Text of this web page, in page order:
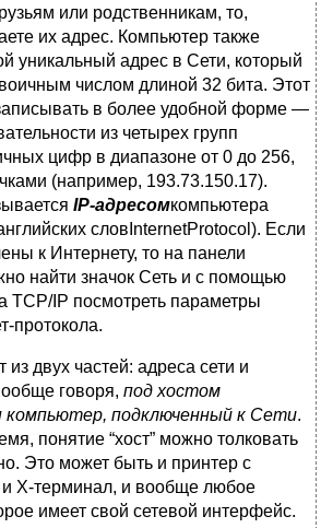
или родственникам, то,
их адрес. Компьютер также
уникальный адрес в Сети, который
числом длиной 32 бита. Этот
в более удобной форме —
из четырех групп
цифр в диапазоне от 0 до 256,
(например, 193.73.150.17).
IP-адресомкомпьютера
словInternetProtocol). Если
к Интернету, то на панели
найти значок Сеть и с помощью
TCP/IP посмотреть параметры
протокола.
из двух частей: адреса сети и
говоря, под хостом
подключенный к Сети.
понятие “хост” можно толковать
Это может быть и принтер с
и Х-терминал, и вообще любое
имеет свой сетевой интерфейс.